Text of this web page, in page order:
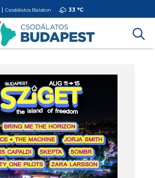
Csodálatos Balaton 33 °C